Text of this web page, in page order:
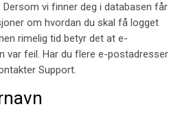
Dersom vi finner deg i databasen får
om hvordan du skal få logget
rimelig tid betyr det at e-
var feil. Har du flere e-postadresser
Support.